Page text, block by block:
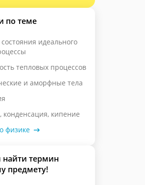
по теме
идеального
тепловых процессов
и аморфные тела
конденсация, кипение
физике
термин
предмету!